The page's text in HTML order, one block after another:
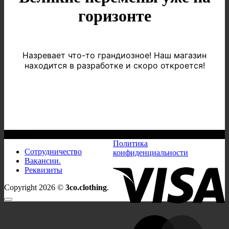
горизонте
Назревает что-то грандиозное! Наш магазин
находится в разработке и скоро откроется!
Политика
конфиденциальности
Сотрудничество
Вакансии.
Реквизиты
Copyright 2026 © 3co.clothing.